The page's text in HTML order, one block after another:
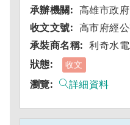
高雄市政府
高市府經
利奇水
收文
詳細資料